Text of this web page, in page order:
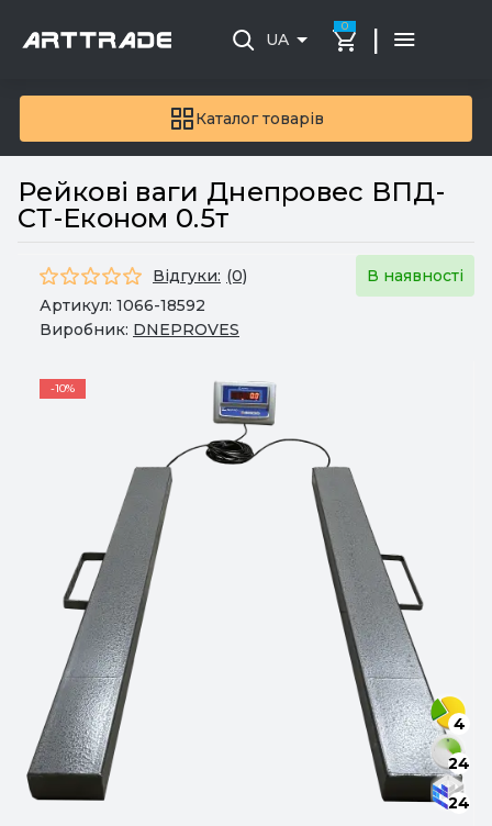
Каталог товарів
UA
0 |
Рейкові ваги Днепровес ВПД-
СТ-Економ 0.5т
Відгуки: (0)
В наявності
Артикул: 1066-18592
Виробник: DNEPROVES
-10%
4
24
24